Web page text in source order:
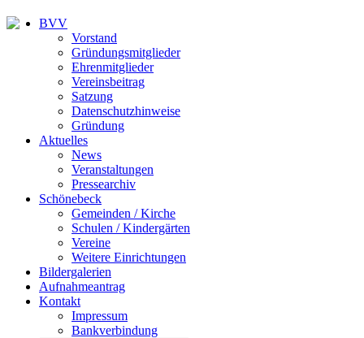
BVV
Vorstand
Gründungsmitglieder
Ehrenmitglieder
Vereinsbeitrag
Satzung
Datenschutzhinweise
Gründung
Aktuelles
News
Veranstaltungen
Pressearchiv
Schönebeck
Gemeinden / Kirche
Schulen / Kindergärten
Vereine
Weitere Einrichtungen
Bildergalerien
Aufnahmeantrag
Kontakt
Impressum
Bankverbindung